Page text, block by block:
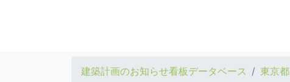
建築計画のお知らせ看板データベース 東京都